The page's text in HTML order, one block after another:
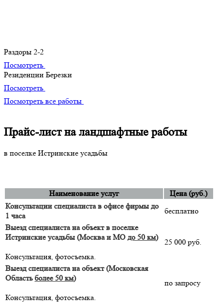
Раздоры 2-2
Посмотреть
Резиденции Березки
Посмотреть
Посмотреть все работы
Прайс-лист на ландшафтные работы
в поселке Истринские усадьбы
Наименование услуг
Цена (руб.)
Консультации специалиста в офисе фирмы до
1 часа
бесплатно
Выезд специалиста на объект в поселке
Истринские усадьбы (Москва и МО до 50 км)
Консультация, фотосъемка.
25 000 руб.
Выезд специалиста на объект (Московская
Областьболее 50 км)
Консультация, фотосъемка.
по запросу